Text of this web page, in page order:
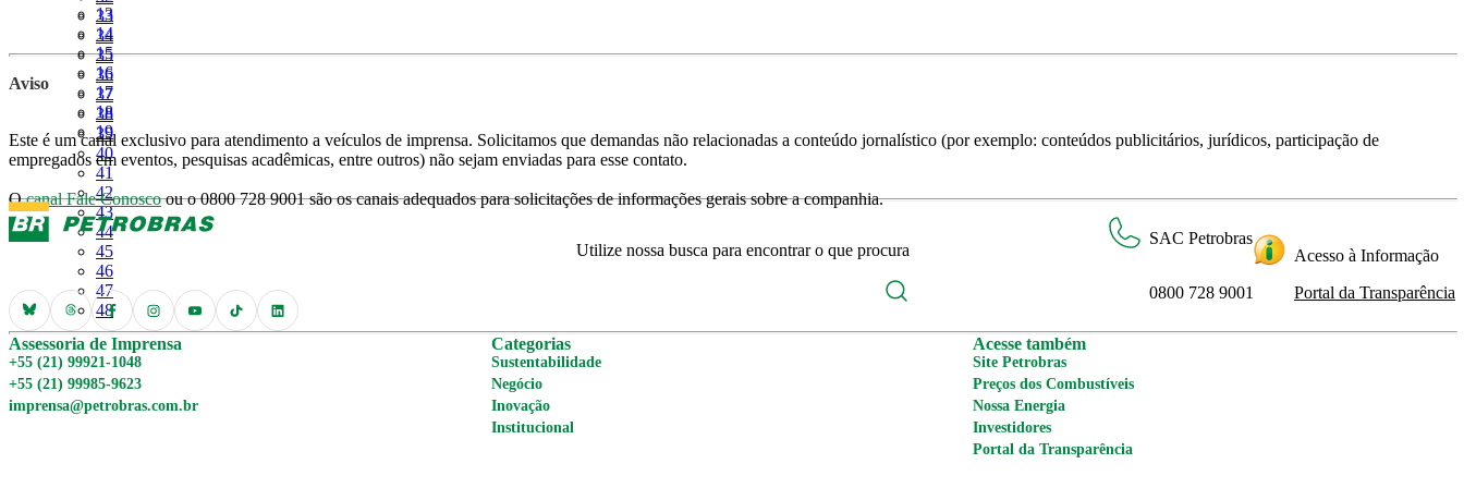
Página
13
Página
14
Página
15
Página
16
Página
17
Página
18
Página
19
Página
33
Página
34
Página
35
Página
36
Página
37
Página
38
Página
39
Página
40
Página
41
Página
42
Página
43
Página
44
Página
45
Página
46
Página
47
Página
48
Aviso
Este é um canal exclusivo para atendimento a veículos de imprensa. Solicitamos que demandas não relacionadas a conteúdo jornalístico (por exemplo: conteúdos publicitários, jurídicos, participação de
empregados em eventos, pesquisas acadêmicas, entre outros) não sejam enviadas para esse contato.
Ocanal Fale Conoscoou o 0800 728 9001 são os canais adequados para solicitações de informações gerais sobre a companhia.
Utilize nossa busca para encontrar o que procura
SAC Petrobras
0800 728 9001
Acesso à Informação
Portal da Transparência
Assessoria de Imprensa
+55 (21) 99921-1048
+55 (21) 99985-9623
imprensa@petrobras.com.br
Categorias
Sustentabilidade
Negócio
Inovação
Institucional
Acesse também
Site Petrobras
Preços dos Combustíveis
Nossa Energia
Investidores
Portal da Transparência